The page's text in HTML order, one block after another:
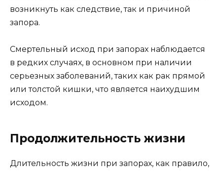
возникнуть как следствие, так и причиной
запора.
Смертельный исход при запорах наблюдается
в редких случаях, в основном при наличии
серьезных заболеваний, таких как рак прямой
или толстой кишки, что является наихудшим
исходом.
Продолжительность жизни
Длительность жизни при запорах, как правило,